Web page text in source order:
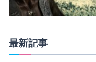
最新記事